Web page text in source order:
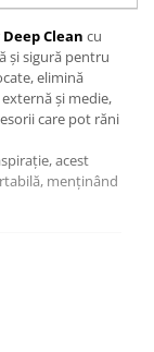
Deep Clean cu
și sigură pentru
elimină
și medie,
care pot răni
acest
menținând